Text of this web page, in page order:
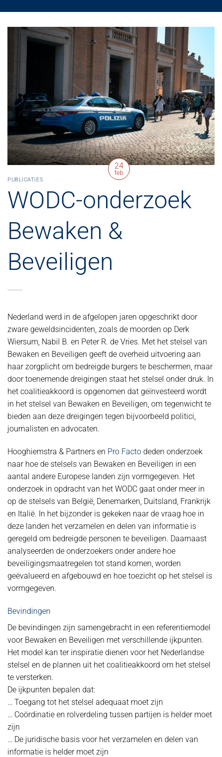
24
feb
PUBLICATIES
WODC-onderzoek
Bewaken &
Beveiligen
Nederland werd in de afgelopen jaren opgeschrikt door
zware geweldsincidenten, zoals de moorden op Derk
Wiersum, Nabil B. en Peter R. de Vries. Met het stelsel van
Bewaken en Beveiligen geeft de overheid uitvoering aan
haar zorgplicht om bedreigde burgers te beschermen, maar
door toenemende dreigingen staat het stelsel onder druk. In
het coalitieakkoord is opgenomen dat geïnvesteerd wordt
in het stelsel van Bewaken en Beveiligen, om tegenwicht te
bieden aan deze dreigingen tegen bijvoorbeeld politici,
journalisten en advocaten.
Hooghiemstra & Partners en Pro Facto deden onderzoek
naar hoe de stelsels van Bewaken en Beveiligen in een
aantal andere Europese landen zijn vormgegeven. Het
onderzoek in opdracht van het WODC gaat onder meer in
op de stelsels van België, Denemarken, Duitsland, Frankrijk
en Italië. In het bijzonder is gekeken naar de vraag hoe in
deze landen het verzamelen en delen van informatie is
geregeld om bedreigde personen te beveiligen. Daarnaast
analyseerden de onderzoekers onder andere hoe
beveiligingsmaatregelen tot stand komen, worden
geëvalueerd en afgebouwd en hoe toezicht op het stelsel is
vormgegeven.
Bevindingen
De bevindingen zijn samengebracht in een referentiemodel
voor Bewaken en Beveiligen met verschillende ijkpunten.
Het model kan ter inspiratie dienen voor het Nederlandse
stelsel en de plannen uit het coalitieakkoord om het stelsel
te versterken.
De ijkpunten bepalen dat:
… Toegang tot het stelsel adequaat moet zijn
… Coördinatie en rolverdeling tussen partijen is helder moet
zijn
… De juridische basis voor het verzamelen en delen van
informatie is helder moet zijn